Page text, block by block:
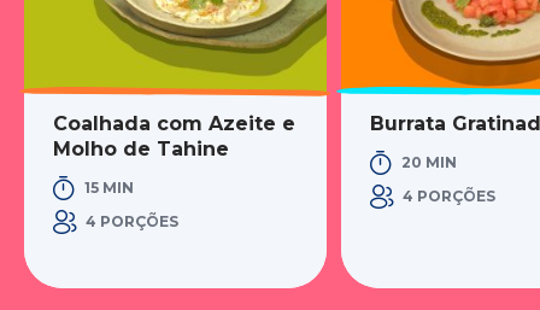
Coalhada com Azeite e
Molho de Tahine
15 MIN
4 PORÇÕES
Burrata
20 MIN
4 PORÇÕES